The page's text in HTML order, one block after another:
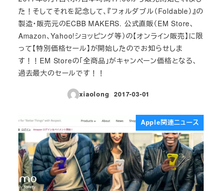
た！そしてそれを記念して、『フォルダブル（Foldable）』の
製造・販売元のECBB MAKERS. 公式直販（EM Store、
Amazon、Yahoo!ショッピング等）の【オンライン販売】に限
って【特別価格セール】が開始したのでお知らせしま
す！！EM Storeの「全商品」がキャンペーン価格となる、
過去最大のセールです！！
xiaolong
投稿日
2017-03-01
Apple関連ニュース